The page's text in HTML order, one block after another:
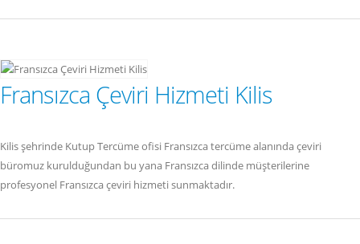
Fransızca Çeviri Hizmeti Kilis
Kilis şehrinde Kutup Tercüme ofisi Fransızca tercüme alanında çeviri
büromuz kurulduğundan bu yana Fransızca dilinde müşterilerine
profesyonel Fransızca çeviri hizmeti sunmaktadır.